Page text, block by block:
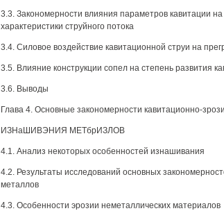
3.3. Закономерности влияния параметров кавитации
характеристики струйного потока
3.4. Силовое воздействие кавитационной струи на
3.5. Влияние конструкции сопел на степень развития
3.6. Выводы
Глава 4. Основные закономерности кавитационно-
ИЗНаШИВЭНИЯ МЕТбрИЗЛОВ
4.1. Анализ некоторых особенностей изнашивания
4.2. Результаты исследований основных
металлов
4.3. Особенности эрозии неметаллических материалов